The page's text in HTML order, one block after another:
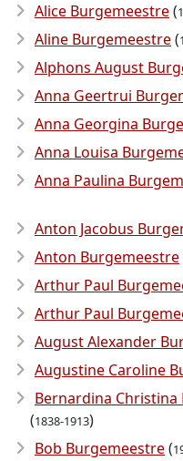
Alice Burgemeestre(
Aline Burgemeestre(
Alphons August
Anna Geertrui
Anna Georgina
Anna Louisa
Anna Paulina
Anton Jacobus
Anton Burgemeestre
Arthur Paul
Arthur Paul
August Alexander
Augustine Caroline
Bernardina
(1838-1913)
Bob Burgemeestre(